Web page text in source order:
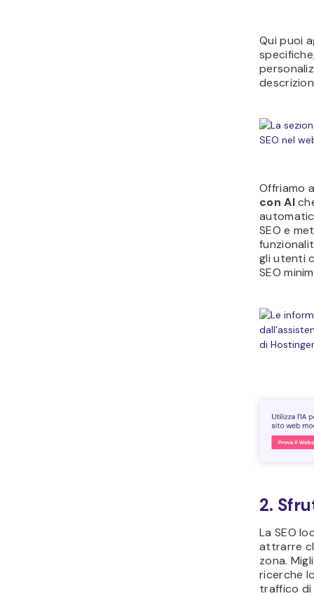
Qui puoi
Offriamo
con AI
SEO e
gli utenti
SEO
2.
La SEO
attrarre
zona.
ricerche
traffico di